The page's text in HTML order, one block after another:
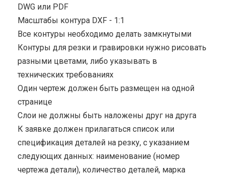
DWG или PDF
Масштабы контура DXF - 1:1
Все контуры необходимо делать замкнутыми
Контуры для резки и гравировки нужно рисовать
разными цветами, либо указывать в
технических требованиях
Один чертеж должен быть размещен на одной
странице
Cлои не должны быть наложены друг на друга
К заявке должен прилагаться список или
спецификация деталей на резку, с указанием
следующих данных: наименование (номер
чертежа детали), количество деталей, марка